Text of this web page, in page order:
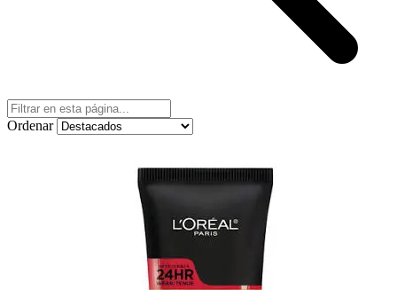
Ordenar